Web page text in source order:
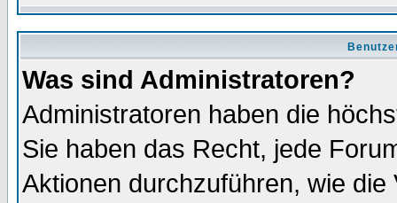
Was sind Administratoren?
Administratoren haben die
Sie haben das Recht, jede
Aktionen durchzuführen, wie